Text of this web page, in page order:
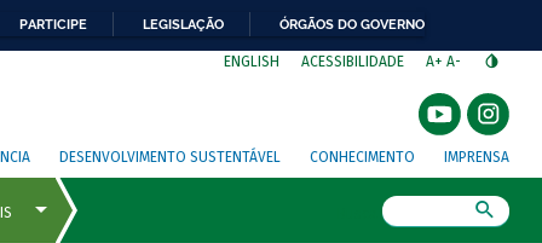
PARTICIPE LEGISLAÇÃO ÓRGÃOS DO GOVERNO
ENGLISH ACESSIBILIDADE A+ A-
DESENVOLVIMENTO SUSTENTÁVEL CONHECIMENTO IMPRENSA